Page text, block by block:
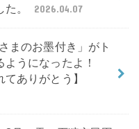
た。
2026.04.07
まのお墨付き」がト
うになったよ！
てありがとう】